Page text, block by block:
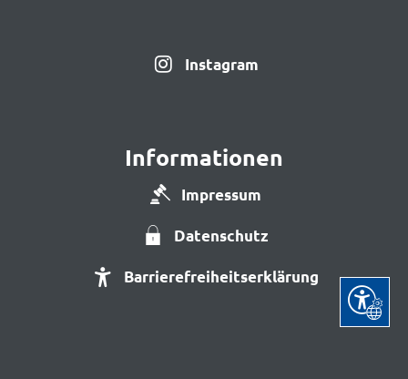
Instagram
Informationen
Impressum
Datenschutz
Barrierefreiheitserklärung
Seite